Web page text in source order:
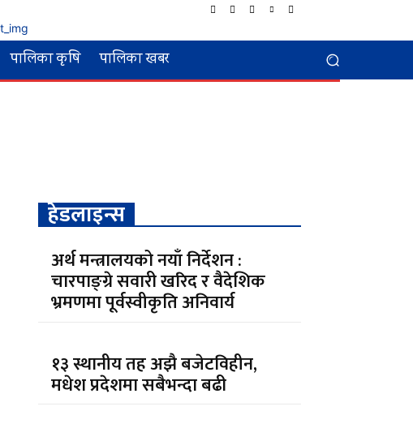
पालिका कृषि पालिका खबर
हेडलाइन्स
अर्थ मन्त्रालयको नयाँ निर्देशन :
चारपाङ्ग्रे सवारी खरिद र वैदेशिक
भ्रमणमा पूर्वस्वीकृति अनिवार्य
१३ स्थानीय तह अझै बजेटविहीन,
मधेश प्रदेशमा सबैभन्दा बढी